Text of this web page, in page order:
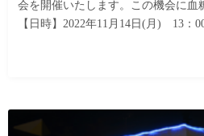
会を開催いたします。この機会に血
【日時】2022年11月14日(月) 13：